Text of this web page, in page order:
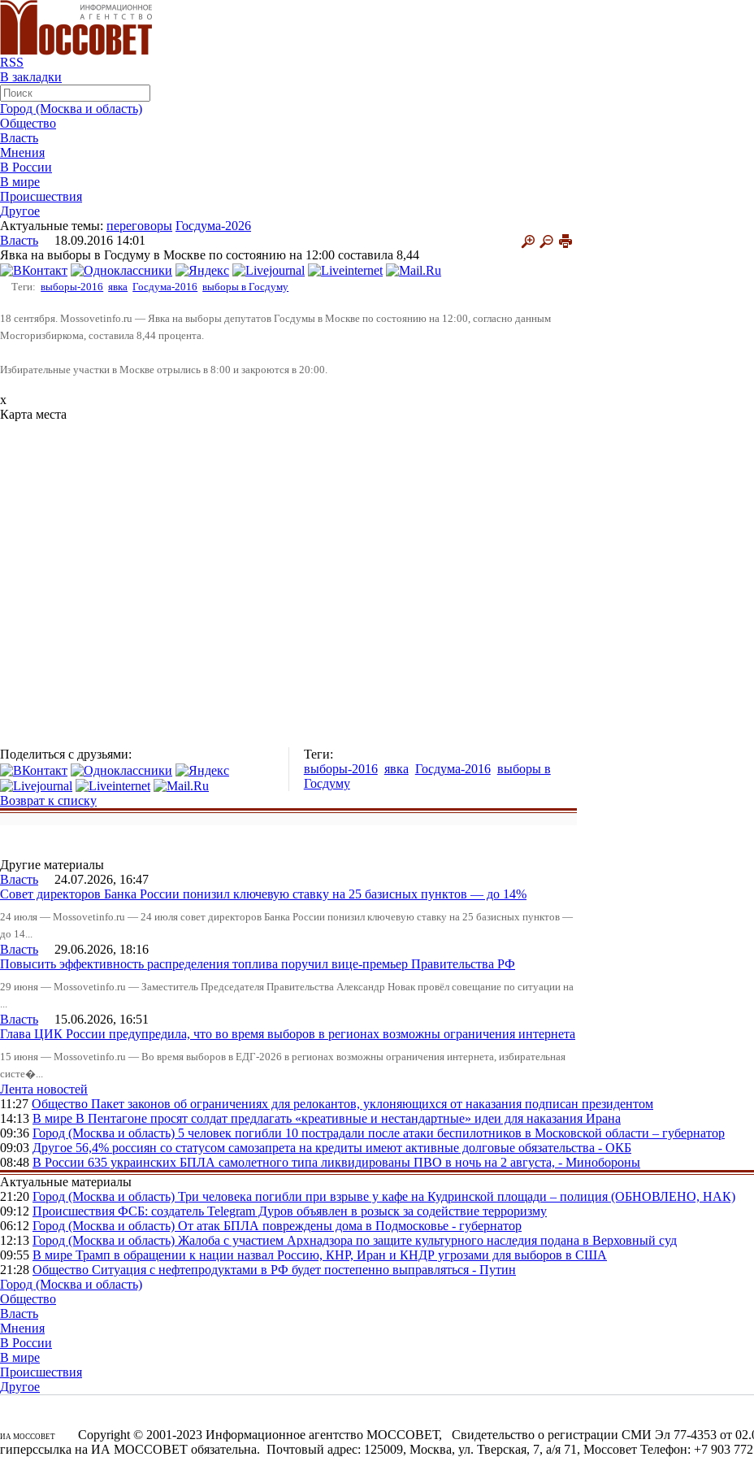
RSS
В закладки
Город (Москва и область)
Общество
Власть
Мнения
В России
В мире
Происшествия
Другое
Актуальные темы: переговоры Госдума-2026
Власть 18.09.2016 14:01
Явка на выборы в Госдуму в Москве по состоянию на 12:00 составила 8,44
Теги: выборы-2016 явка Госдума-2016 выборы в Госдуму
18 сентября. Mossovetinfo.ru — Явка на выборы депутатов Госдумы в Москве по состоянию на 12:00, согласно данным
Мосгоризбиркома, составила 8,44 процента.
Избирательные участки в Москве отрылись в 8:00 и закроются в 20:00.
x
Карта места
Поделиться с друзьями:
Теги:
выборы-2016 явка Госдума-2016 выборы в
Госдуму
Возврат к списку
Другие материалы
Власть 24.07.2026, 16:47
Совет директоров Банка России понизил ключевую ставку на 25 базисных пунктов — до 14%
24 июля — Mossovetinfo.ru — 24 июля совет директоров Банка России понизил ключевую ставку на 25 базисных пунктов —
до 14...
Власть 29.06.2026, 18:16
Повысить эффективность распределения топлива поручил вице-премьер Правительства РФ
29 июня — Mossovetinfo.ru — Заместитель Председателя Правительства Александр Новак провёл совещание по ситуации на
...
Власть 15.06.2026, 16:51
Глава ЦИК России предупредила, что во время выборов в регионах возможны ограничения интернета
15 июня — Mossovetinfo.ru — Во время выборов в ЕДГ-2026 в регионах возможны ограничения интернета, избирательная
систе�...
Лента новостей
11:27 Общество Пакет законов об ограничениях для релокантов, уклоняющихся от наказания подписан президентом
14:13 В мире В Пентагоне просят солдат предлагать «креативные и нестандартные» идеи для наказания Ирана
09:36 Город (Москва и область) 5 человек погибли 10 пострадали после атаки беспилотников в Московской области – губернатор
09:03 Другое 56,4% россиян со статусом самозапрета на кредиты имеют активные долговые обязательства - ОКБ
08:48 В России 635 украинских БПЛА самолетного типа ликвидированы ПВО в ночь на 2 августа, - Минобороны
Актуальные материалы
21:20 Город (Москва и область) Три человека погибли при взрыве у кафе на Кудринской площади – полиция (ОБНОВЛЕНО, НАК)
09:12 Происшествия ФСБ: создатель Telegram Дуров объявлен в розыск за содействие терроризму
06:12 Город (Москва и область) От атак БПЛА повреждены дома в Подмосковье - губернатор
12:13 Город (Москва и область) Жалоба с участием Архнадзора по защите культурного наследия подана в Верховный суд
09:55 В мире Трамп в обращении к нации назвал Россию, КНР, Иран и КНДР угрозами для выборов в США
21:28 Общество Ситуация с нефтепродуктами в РФ будет постепенно выправляться - Путин
Город (Москва и область)
Общество
Власть
Мнения
В России
В мире
Происшествия
Другое
ИА МОССОВЕТ
Copyright © 2001-2023 Информационное агентство МОССОВЕТ, Свидетельство о регистрации СМИ Эл 77-4353 от
гиперссылка на ИА МОССОВЕТ обязательна. Почтовый адрес: 125009, Москва, ул. Тверская, 7, а/я 71, Моссовет Телефон: +7 903